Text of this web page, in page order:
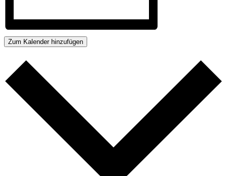
Zum Kalender hinzufügen